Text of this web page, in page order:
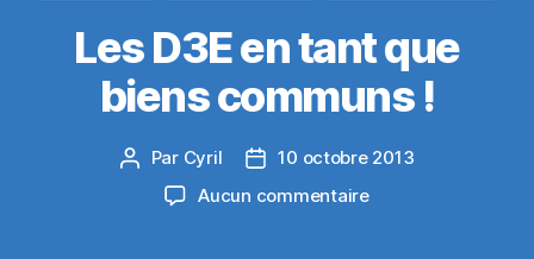
Les D3E en tant que
biens communs !
Auteur
l’article
Par Cyril
Date10 octobre 2013
Aucun commentairesur